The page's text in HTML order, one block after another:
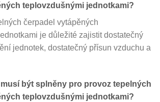
teplovzdušnými jednotkami?
čerpadel vytápěných
je důležité zajistit dostatečný
jednotek, dostatečný přísun vzduchu a
být splněny pro provoz tepelných
teplovzdušnými jednotkami?